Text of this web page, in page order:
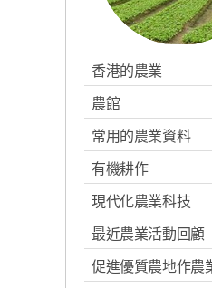
香港的農業
生產技術
常用的農
有機耕作
申請農用構築物
申請農用灌溉水
農館
常用的農業資料
常見本地蔬菜
特色蔬菜推介
常見作物病蟲害
耕作技術
有機耕作
現代化農業科技
最近農業活動回顧
促進優質農地作農